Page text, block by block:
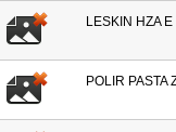
LESKIN HZA E
POLIR PASTA